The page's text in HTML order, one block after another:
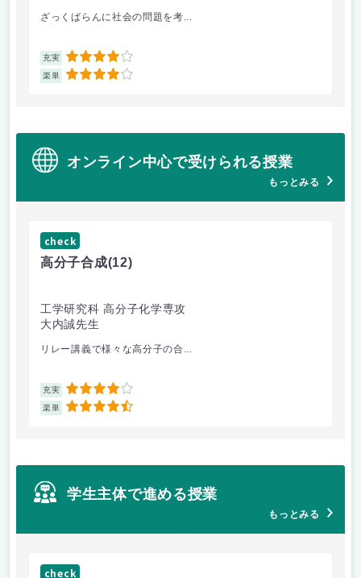
ざっくばらんに社会の問題を考...
充実 4
楽単 4
オンライン中心で受けられる授業
もっとみる
check
高分子合成(12)
工学研究科 高分子化学専攻
大内誠先生
リレー講義で様々な高分子の合...
充実 4
楽単 4.5
学生主体で進める授業
もっとみる
check